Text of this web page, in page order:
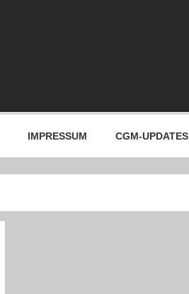
IMPRESSUM CGM-UPDATES